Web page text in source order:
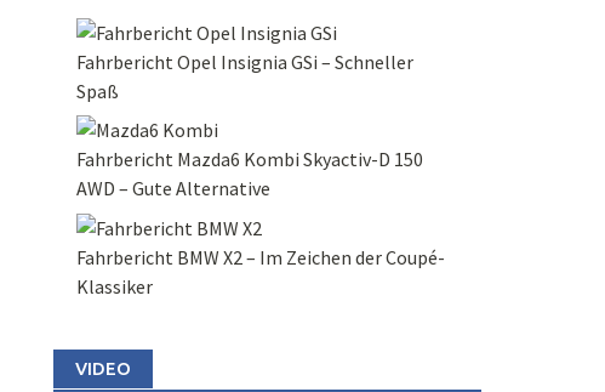
Fahrbericht Opel Insignia GSi – Schneller
Spaß
Fahrbericht Mazda6 Kombi Skyactiv-D 150
AWD – Gute Alternative
Fahrbericht BMW X2 – Im Zeichen der Coupé-
Klassiker
VIDEO